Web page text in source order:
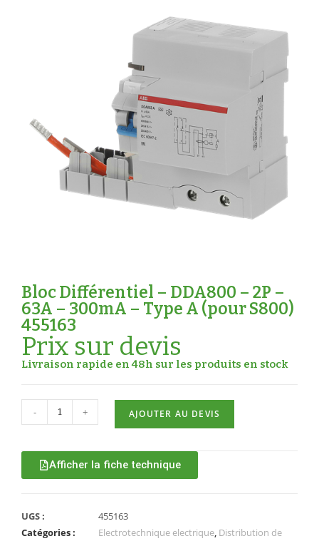
Bloc Différentiel – DDA800 – 2P –
63A – 300mA – Type A (pour S800)
455163
Prix sur devis
Livraison rapide en 48h sur les produits en stock
- + AJOUTER AU DEVIS
Afficher la fiche technique
UGS :
455163
Catégories :
Electrotechnique electrique, Distribution de